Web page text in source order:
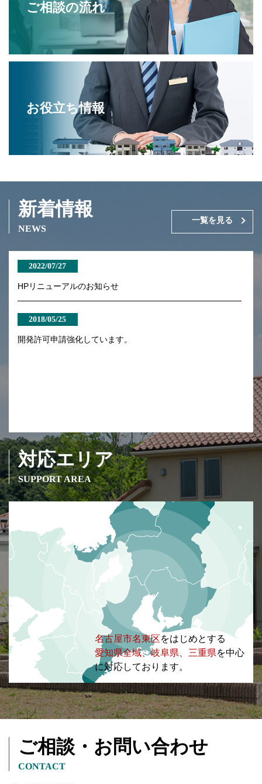
ご相談の流れ
お役立ち情報
新着情報
NEWS
一覧を見る
2022/07/27
HPリニューアルのお知らせ
2018/05/25
開発許可申請強化しています。
対応エリア
SUPPORT AREA
名古屋市名東区 をはじめとする
愛知県全域、岐阜県、三重県を中心
に対応しております。
ご相談・お問い合わせ
CONTACT